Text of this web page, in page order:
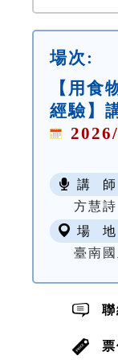
場次:
【用食
經驗】
講 師
方慧
場 地
臺南